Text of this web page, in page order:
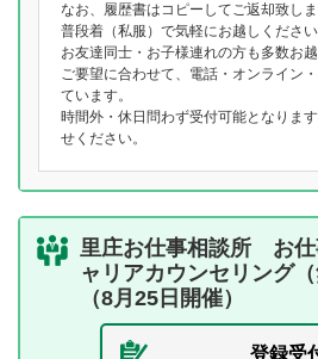
なお、履歴書はコピーしてご返却致しま
普段着（私服）で気軽にお越しください
お友達同士・お子様連れの方も多数お
ご要望に合わせて、電話・オンライン
ています。
時間外・休日問わず受付可能となりま
せください。
里庄お仕事相談所 お仕
ャリアカウンセリング（
（8月25日開催）
登録受